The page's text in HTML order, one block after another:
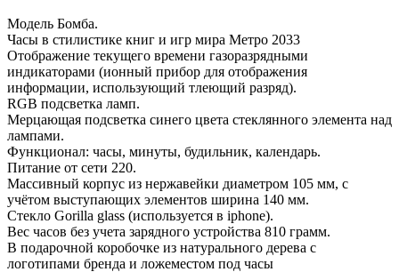
Модель Бомба.
Часы в стилистике книг и игр мира Метро 2033
Отображение текущего времени газоразрядными
индикаторами (ионный прибор для отображения
информации, использующий тлеющий разряд).
RGB подсветка ламп.
Мерцающая подсветка синего цвета стеклянного элемента над
лампами.
Функционал: часы, минуты, будильник, календарь.
Питание от сети 220.
Массивный корпус из нержавейки диаметром 105 мм, с
учётом выступающих элементов ширина 140 мм.
Стекло Gorilla glass (используется в iphone).
Вес часов без учета зарядного устройства 810 грамм.
В подарочной коробочке из натурального дерева с
логотипами бренда и ложеместом под часы